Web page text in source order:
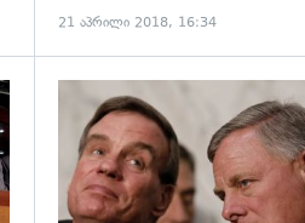
21 აპრილი 2018, 16:34
გადახედვა